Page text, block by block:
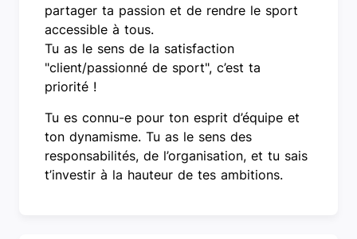
partager ta passion et de rendre le sport
accessible à tous.
Tu as le sens de la satisfaction
"client/passionné de sport", c’est ta
priorité !
Tu es connu-e pour ton esprit d’équipe et
ton dynamisme. Tu as le sens des
responsabilités, de l’organisation, et tu sais
t’investir à la hauteur de tes ambitions.